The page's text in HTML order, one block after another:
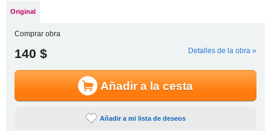
Original
Comprar obra
140 $ Detalles de la obra »
Añadir a la cesta
Añadir a mi lista de deseos